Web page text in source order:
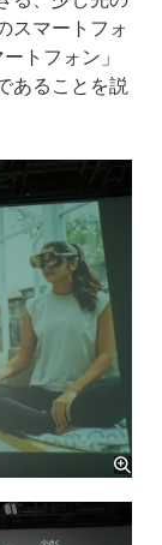
スマートフォ
トフォン」
あることを説